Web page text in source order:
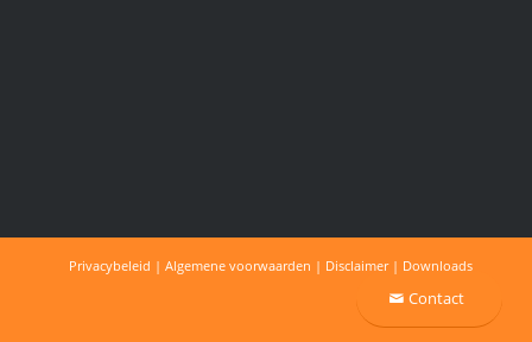
Contact
Privacybeleid | Algemene voorwaarden | Disclaimer| Downloads